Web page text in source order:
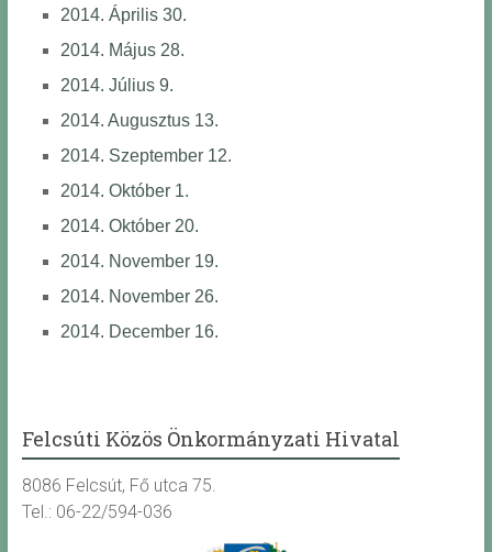
2014. Április 30.
2014. Május 28.
2014. Július 9.
2014. Augusztus 13.
2014. Szeptember 12.
2014. Október 1.
2014. Október 20.
2014. November 19.
2014. November 26.
2014. December 16.
Felcsúti Közös Önkormányzati Hivatal
8086 Felcsút, Fő utca 75.
Tel.: 06-22/594-036